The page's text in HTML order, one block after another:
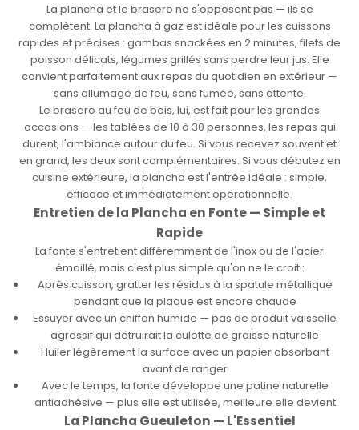
La plancha et le brasero ne s'opposent pas — ils se
complètent. La plancha à gaz est idéale pour les cuissons
rapides et précises : gambas snackées en 2 minutes, filets de
poisson délicats, légumes grillés sans perdre leur jus. Elle
convient parfaitement aux repas du quotidien en extérieur —
sans allumage de feu, sans fumée, sans attente.
Le brasero au feu de bois, lui, est fait pour les grandes
occasions — les tablées de 10 à 30 personnes, les repas qui
durent, l'ambiance autour du feu. Si vous recevez souvent et
en grand, les deux sont complémentaires. Si vous débutez en
cuisine extérieure, la plancha est l'entrée idéale : simple,
efficace et immédiatement opérationnelle.
Entretien de la Plancha en Fonte — Simple et
Rapide
La fonte s'entretient différemment de l'inox ou de l'acier
émaillé, mais c'est plus simple qu'on ne le croit :
Après cuisson, gratter les résidus à la spatule métallique
pendant que la plaque est encore chaude
Essuyer avec un chiffon humide — pas de produit vaisselle
agressif qui détruirait la culotte de graisse naturelle
Huiler légèrement la surface avec un papier absorbant
avant de ranger
Avec le temps, la fonte développe une patine naturelle
antiadhésive — plus elle est utilisée, meilleure elle devient
La Plancha Gueuleton — L'Essentiel